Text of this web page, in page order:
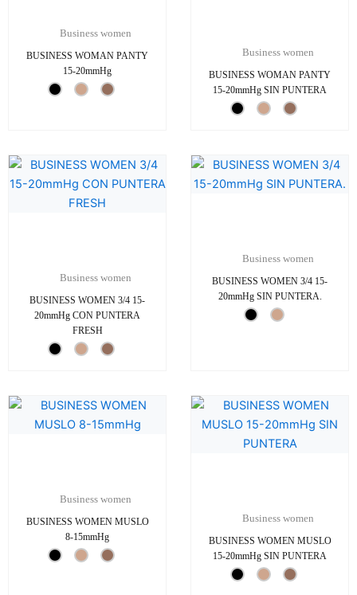
Business women
BUSINESS WOMAN PANTY
15-20mmHg
Business women
BUSINESS WOMAN PANTY
15-20mmHg SIN PUNTERA
Business women
BUSINESS WOMEN 3/4 15-
20mmHg CON PUNTERA
FRESH
Business women
BUSINESS WOMEN 3/4 15-
20mmHg SIN PUNTERA.
Business women
BUSINESS WOMEN MUSLO
8-15mmHg
Business women
BUSINESS WOMEN MUSLO
15-20mmHg SIN PUNTERA